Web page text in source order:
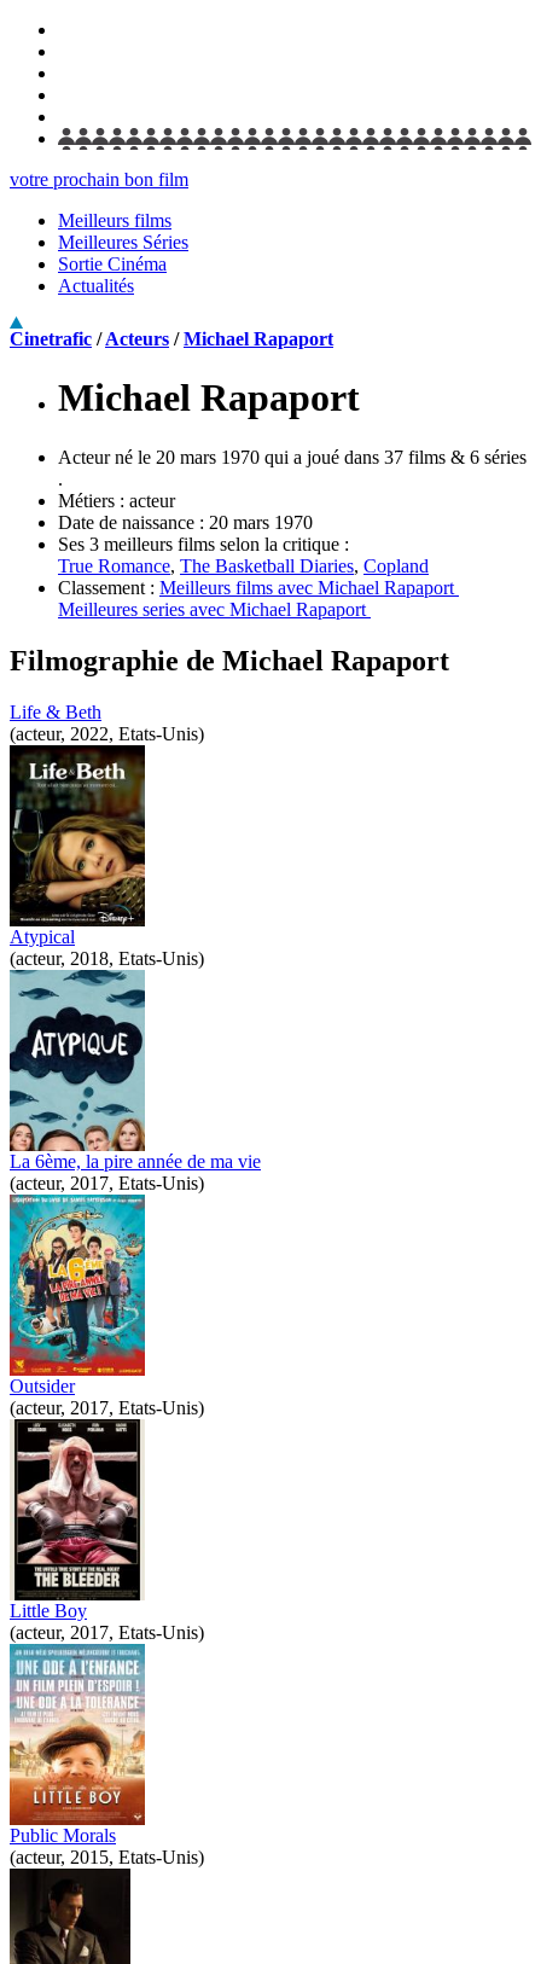
votre prochain bon film
Meilleurs films
Meilleures Séries
Sortie Cinéma
Actualités
Cinetrafic /Acteurs /Michael Rapaport
Michael Rapaport
Acteur né le 20 mars 1970 qui a joué dans 37 films & 6 séries
.
Métiers : acteur
Date de naissance : 20 mars 1970
Ses 3 meilleurs films selon la critique :
True Romance, The Basketball Diaries, Copland
Classement : Meilleurs films avec Michael Rapaport
Meilleures series avec Michael Rapaport
Filmographie de Michael Rapaport
Life & Beth
(acteur, 2022, Etats-Unis)
Atypical
(acteur, 2018, Etats-Unis)
La 6ème, la pire année de ma vie
(acteur, 2017, Etats-Unis)
Outsider
(acteur, 2017, Etats-Unis)
Little Boy
(acteur, 2017, Etats-Unis)
Public Morals
(acteur, 2015, Etats-Unis)